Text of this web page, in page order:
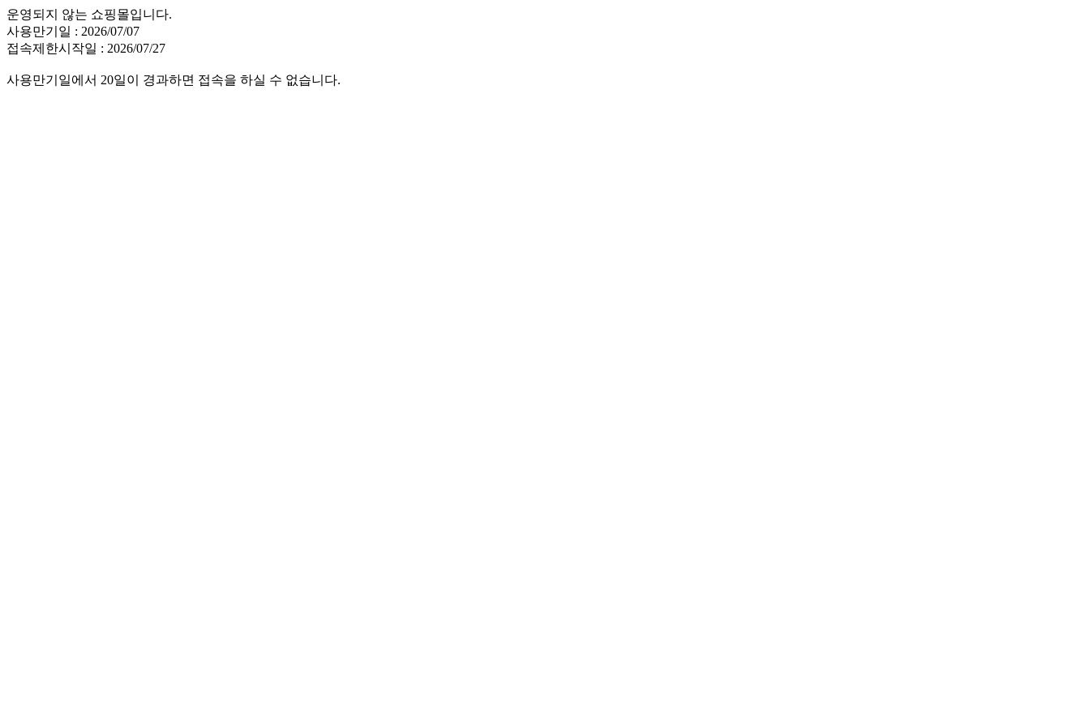
운영되지 않는 쇼핑몰입니다.
사용만기일 : 2026/07/07
접속제한시작일 : 2026/07/27
사용만기일에서 20일이 경과하면 접속을 하실 수 없습니다.